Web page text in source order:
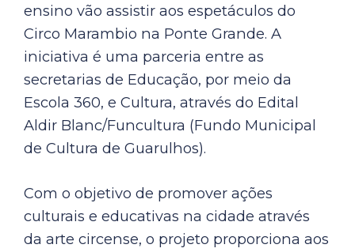
ensino vão assistir aos espetáculos do
Circo Marambio na Ponte Grande. A
iniciativa é uma parceria entre as
secretarias de Educação, por meio da
Escola 360, e Cultura, através do Edital
Aldir Blanc/Funcultura (Fundo Municipal
de Cultura de Guarulhos).
Com o objetivo de promover ações
culturais e educativas na cidade através
da arte circense, o projeto proporciona aos